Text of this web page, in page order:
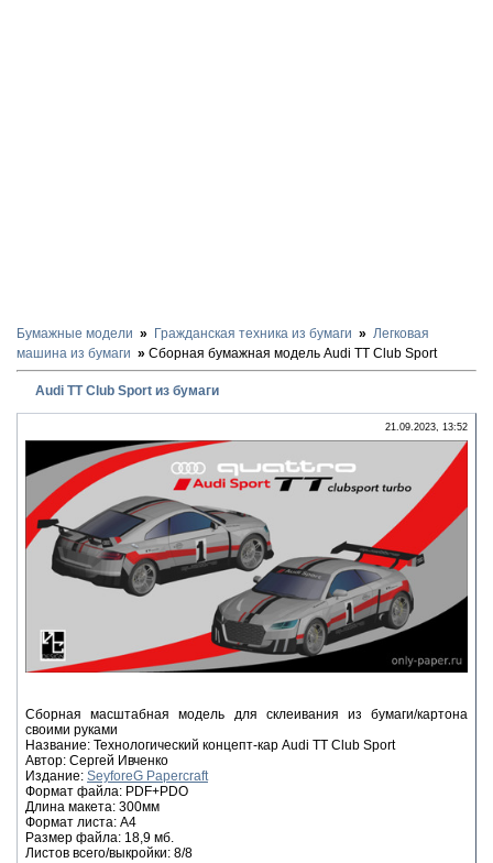
Бумажные модели Гражданская техника из бумаги
Легковая
машина из бумаги
Сборная бумажная модель Audi TT Club Sport
Audi TT Club Sport из бумаги
21.09.2023, 13:52
Сборная масштабная модель для склеивания из бумаги/картона
своими руками
Название: Технологический концепт-кар Audi TT Club Sport
Автор: Сергей Ивченко
Издание: SeyforeG Papercraft
Формат файла: PDF+PDO
Длина макета: 300мм
Формат листа: А4
Размер файла: 18,9 мб.
Листов всего/выкройки: 8/8